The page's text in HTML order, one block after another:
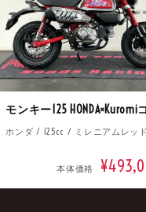
ホンダ / 125cc / ミレニアムレッ
本体価格